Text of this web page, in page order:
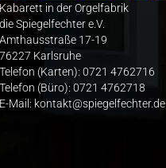
Kabarett in der Orgelfabrik
die Spiegelfechter e.V.
Amthausstraße 17-19
76227 Karlsruhe
Telefon (Karten): 0721 4762716
Telefon (Büro): 0721 4762718
E-Mail: kontakt@spiegelfechter.de